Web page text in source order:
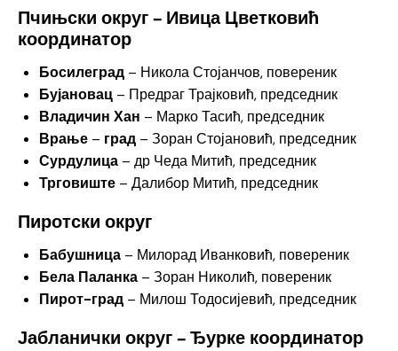
Пчињски округ – Ивица Цветковић
координатор
Босилеград – Никола Стојанчов, повереник
Бујановац – Предраг Трајковић, председник
Владичин Хан – Марко Тасић, председник
Врање – град – Зоран Стојановић, председник
Сурдулица – др Чеда Митић, председник
Трговиште – Далибор Митић, председник
Пиротски округ
Бабушница – Милорад Иванковић, повереник
Бела Паланка – Зоран Николић, повереник
Пирот-град – Милош Тодосијевић, председник
Јабланички округ – Ђурке координатор